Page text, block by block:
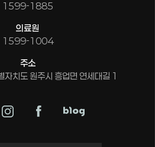
1599-1885
의료원
1599-1004
주소
치도 원주시 흥업면 연세대길 1